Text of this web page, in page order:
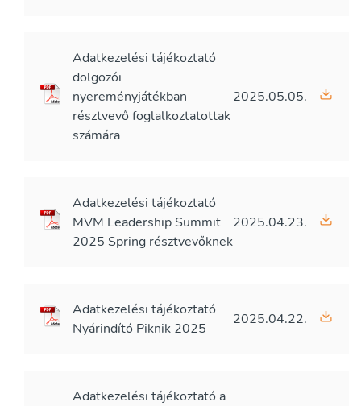
Adatkezelési tájékoztató
dolgozói
nyereményjátékban
résztvevő foglalkoztatottak
számára
2025.05.05.
Adatkezelési tájékoztató
MVM Leadership Summit
2025 Spring résztvevőknek
2025.04.23.
Adatkezelési tájékoztató
Nyárindító Piknik 2025
2025.04.22.
Adatkezelési tájékoztató a